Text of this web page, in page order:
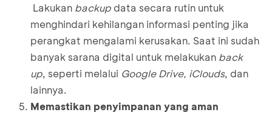
Lakukan backup data secara rutin untuk
menghindari kehilangan informasi penting jika
perangkat mengalami kerusakan. Saat ini sudah
banyak sarana digital untuk melakukan back
up, seperti melalui Google Drive, iClouds, dan
lainnya.
Memastikan penyimpanan yang aman